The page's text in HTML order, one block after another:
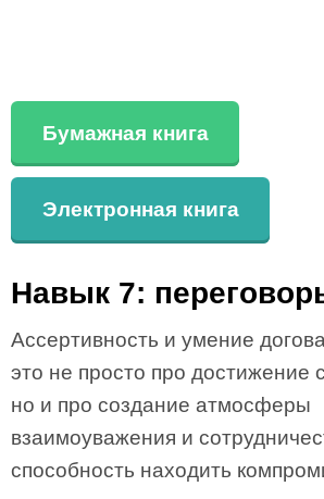
Бумажная книга
Электронная книга
Навык 7:
Ассертивность и умение
это не просто про достижение
но и про создание атмосферы
взаимоуважения и
способность находить